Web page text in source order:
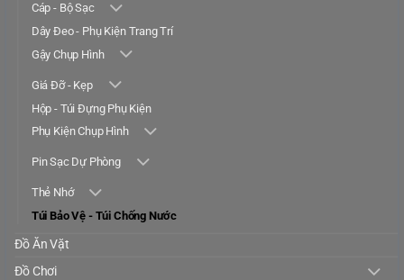
Cáp - Bộ Sạc
Dây Đeo - Phụ Kiện Trang Trí
Gậy Chụp Hình
Giá Đỡ - Kẹp
Hộp - Túi Đựng Phụ Kiện
Phụ Kiện Chụp Hình
Pin Sạc Dự Phòng
Thẻ Nhớ
Túi Bảo Vệ - Túi Chống Nước
Đồ Ăn Vặt
Đồ Chơi